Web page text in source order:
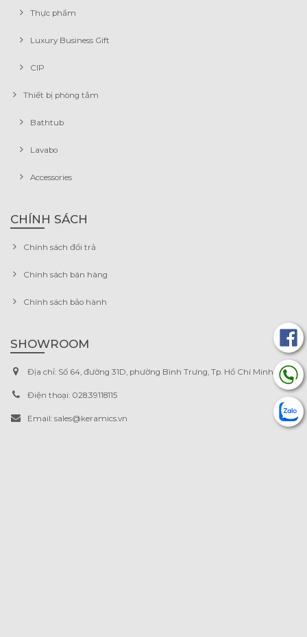
Thực phẩm
Luxury Business Gift
CIP
Thiết bị phòng tắm
Bathtub
Lavabo
Accessories
CHÍNH SÁCH
Chính sách đổi trả
Chính sách bán hàng
Chính sách bảo hành
SHOWROOM
Địa chỉ: Số 64, đường 31D, phường Bình Trưng, Tp. Hồ Chí Minh.
Điện thoại: 028.39118115
Email: sales@keramics.vn